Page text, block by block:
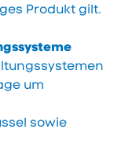
Produkt gilt.
um
sowie